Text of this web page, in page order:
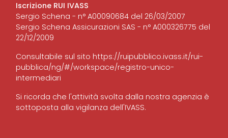
Iscrizione RUI IVASS
Sergio Schena - n° A00090684 del 26/03/2007
Sergio Schena Assicurazioni SAS - n° A000326775 del
22/12/2009
Consultabile sul sito https://ruipubblico.ivass.it/rui-
pubblica/ng/#/workspace/registro-unico-
intermediari
Si ricorda che l'attività svolta dalla nostra agenzia è
sottoposta alla vigilanza dell'IVASS.